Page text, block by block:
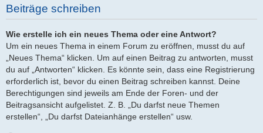
Beiträge schreiben
Wie erstelle ich ein neues Thema oder eine Antwort?
Um ein neues Thema in einem Forum zu eröffnen, musst du auf
„Neues Thema“ klicken. Um auf einen Beitrag zu antworten, musst
du auf „Antworten“ klicken. Es könnte sein, dass eine Registrierung
erforderlich ist, bevor du einen Beitrag schreiben kannst. Deine
Berechtigungen sind jeweils am Ende der Foren- und der
Beitragsansicht aufgelistet. Z. B. „Du darfst neue Themen
erstellen“, „Du darfst Dateianhänge erstellen“ usw.